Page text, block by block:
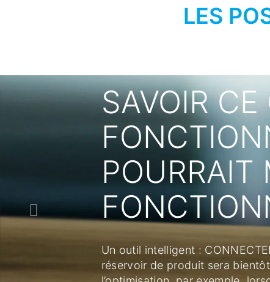
LES
SAVOIR CE
POURRAIT
Un outil intelligent : CONNECTED
réservoir de produit sera bientôt